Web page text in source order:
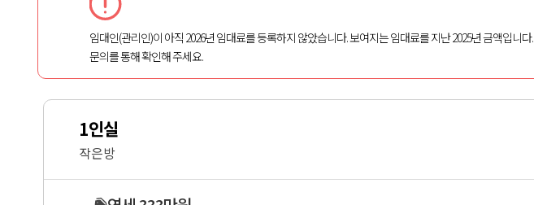
임대인(관리인)이 아직 2026년 임대료를 등록하지 않았습니다. 보여지는 임대료를 지난 2025년 금액입니다.
문의를 통해 확인해 주세요.
1인실
작은방